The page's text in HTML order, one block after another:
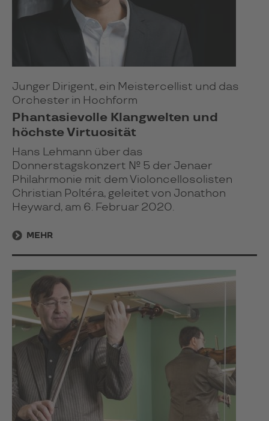
Junger Dirigent, ein Meistercellist und das
Orchester in Hochform
Phantasievolle Klangwelten und
höchste Virtuosität
Hans Lehmann über das
Donnerstagskonzert № 5 der Jenaer
Philahrmonie mit dem Violoncellosolisten
Christian Poltéra, geleitet von Jonathon
Heyward, am 6. Februar 2020.
MEHR